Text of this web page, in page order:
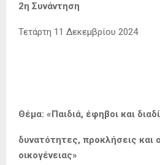
2η Συνάντηση
Τετάρτη 11 Δεκεμβρίου 2024
Θέμα: «Παιδιά, έφηβοι και
δυνατότητες, προκλήσεις και
οικογένειας»